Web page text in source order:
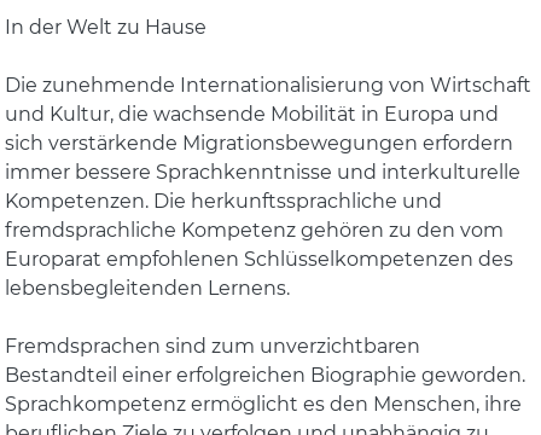
In der Welt zu Hause
Die zunehmende Internationalisierung von Wirtschaft
und Kultur, die wachsende Mobilität in Europa und
sich verstärkende Migrationsbewegungen erfordern
immer bessere Sprachkenntnisse und interkulturelle
Kompetenzen. Die herkunftssprachliche und
fremdsprachliche Kompetenz gehören zu den vom
Europarat empfohlenen Schlüsselkompetenzen des
lebensbegleitenden Lernens.
Fremdsprachen sind zum unverzichtbaren
Bestandteil einer erfolgreichen Biographie geworden.
Sprachkompetenz ermöglicht es den Menschen, ihre